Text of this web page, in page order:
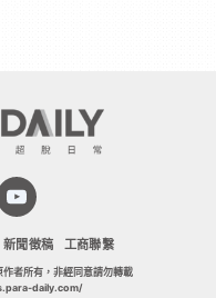
新聞徵稿 工商聯繫
者所有，非經同意請勿轉載
daily.com/